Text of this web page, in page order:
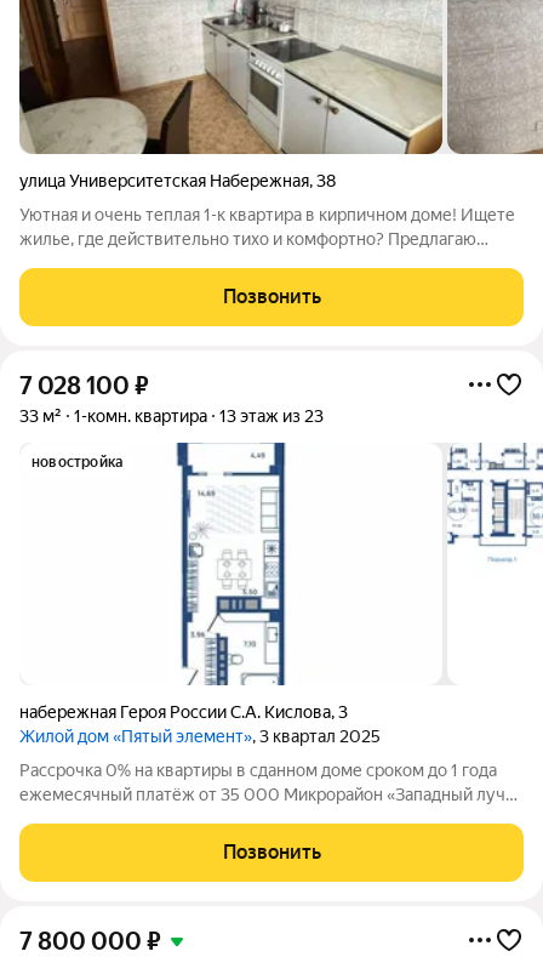
улица Университетская Набережная,38
Уютная и очень теплая 1-к квартира в кирпичном доме! Ищете
жилье, где действительно тихо и комфортно? Предлагаю
Калининском районе. Главные плюсы квартиры: Толстые
кирпичные стены. Дом очень теплый, а
Позвонить
7 028 100 ₽
33 м² 1-комн. квартира 13 этаж из 23
новостройка
набережная Героя России С.А. Кислова,3
Жилой дом «Пятый элемент», 3 квартал 2025
Рассрочка 0% на квартиры в сданном доме сроком до 1 года
ежемесячный платёж от 35 000 Микрорайон «Западный луч»
пересечении улиц Труда и Энгельса. Монолитно-каркасные
высотные дома формируют
Позвонить
7 800 000 ₽